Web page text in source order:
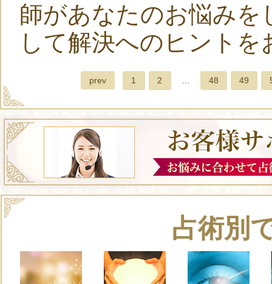
師があなたのお悩みを
して解決へのヒントを
prev 1 2 … 48 49
占術別